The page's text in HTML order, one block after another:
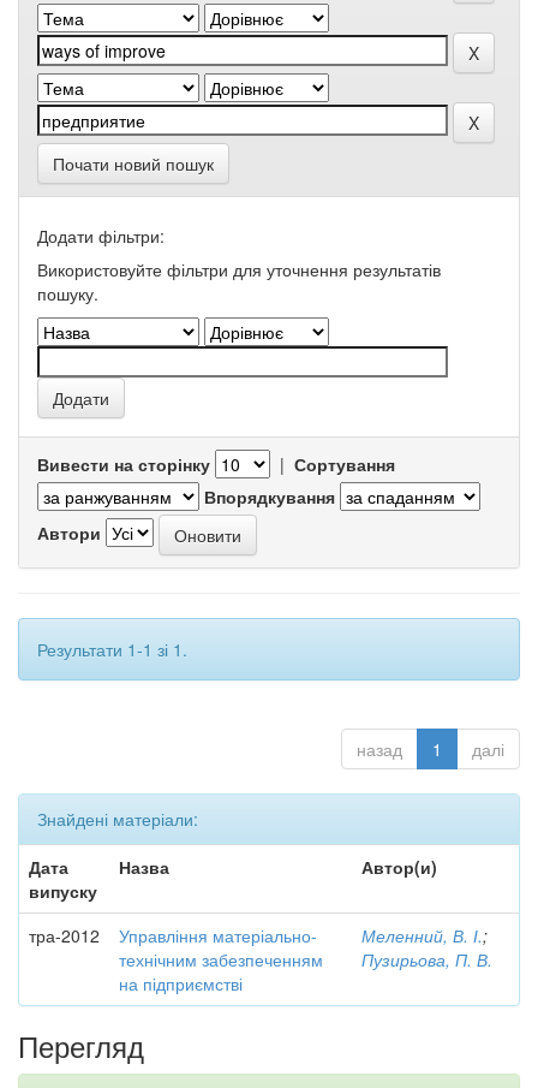
Почати новий пошук
Додати фільтри:
Використовуйте фільтри для уточнення результатів
пошуку.
Вивести на сторінку | Сортування
Впорядкування
Автори
Результати 1-1 зі 1.
назад 1 далі
Знайдені матеріали:
Дата
випуску
Назва Автор(и)
тра-2012
Управління матеріально-
технічним забезпеченням
на підприємстві
Меленний, В. І.;
Пузирьова, П. В.
Перегляд